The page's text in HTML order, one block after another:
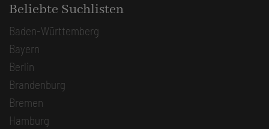
Beliebte Suchlisten
Baden-Württemberg
Bayern
Berlin
Brandenburg
Bremen
Hamburg